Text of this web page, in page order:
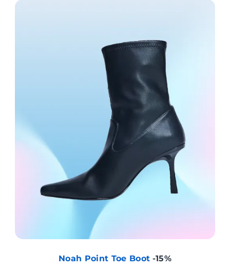
Noah Point Toe Boot -15%